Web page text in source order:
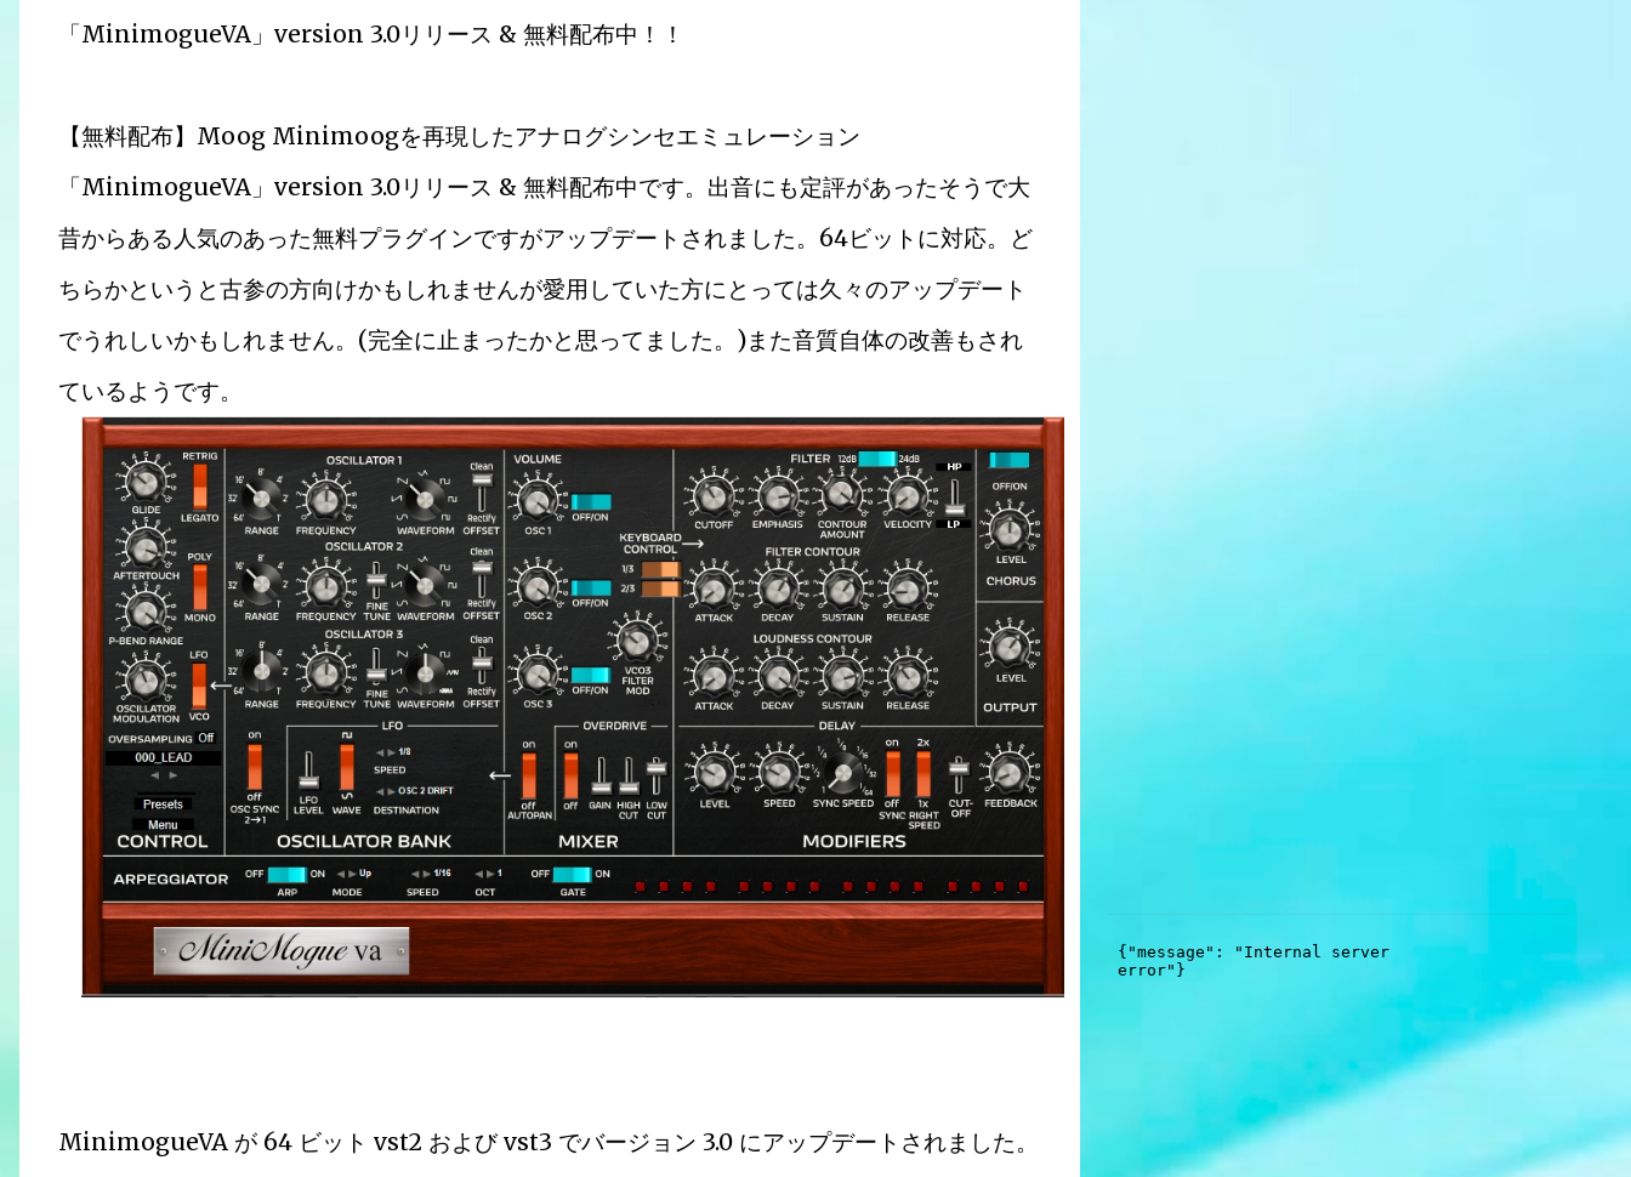
「MinimogueVA」version 3.0リリース & 無料配布中！！
【無料配布】Moog Minimoogを再現したアナログシンセエミュレーション
「MinimogueVA」version 3.0リリース & 無料配布中です。出音にも定評があったそうで大
昔からある人気のあった無料プラグインですがアップデートされました。64ビットに対応。ど
ちらかというと古参の方向けかもしれませんが愛用していた方にとっては久々のアップデート
でうれしいかもしれません。(完全に止まったかと思ってました。)また音質自体の改善もされ
ているようです。
MinimogueVA が 64 ビット vst2 および vst3 でバージョン 3.0 にアップデートされました。